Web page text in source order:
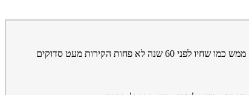
מבירורים שערכתי לא ע"י המתווך וידיעה אישית שלי הבניין נבנה לפני 60 עד 70 שנה ונראה במצב לא מזהיר . מצב הדירה אותה אני רוצה לרכוש הוא עתיק ממש כמו שחיו לפני 60 שנה לא פחות הקירות מעט סדוקים